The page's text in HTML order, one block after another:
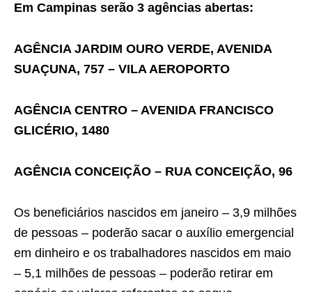
Em Campinas serão 3 agências abertas:
AGÊNCIA JARDIM OURO VERDE, AVENIDA
SUAÇUNA, 757 – VILA AEROPORTO
AGÊNCIA CENTRO – AVENIDA FRANCISCO
GLICÉRIO, 1480
AGÊNCIA CONCEIÇÃO – RUA CONCEIÇÃO, 96
Os beneficiários nascidos em janeiro – 3,9 milhões
de pessoas – poderão sacar o auxílio emergencial
em dinheiro e os trabalhadores nascidos em maio
– 5,1 milhões de pessoas – poderão retirar em